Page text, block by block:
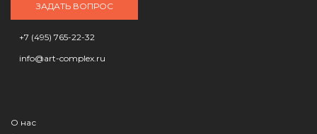
ЗАДАТЬ ВОПРОС
+7 (495) 765-22-32
info@art-complex.ru
О нас